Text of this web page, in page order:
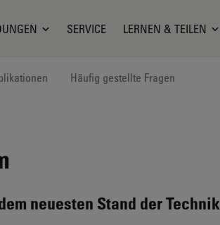
SERVICE LERNEN & TEILEN
Häufig gestellte Fragen
neuesten Stand der Technik